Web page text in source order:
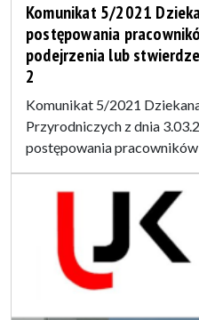
Komunikat 5/2021
postępowania
podejrzenia lub
2
Komunikat 5/2021
Przyrodniczych z dnia
postępowania